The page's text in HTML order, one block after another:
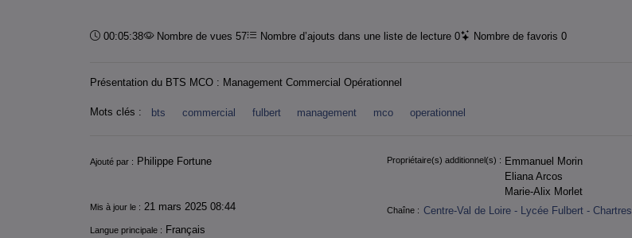
Durée :
00:05:38 Nombre de vues 57 Nombre d’ajouts dans une liste de lecture 0 Nombre de favoris 0
Présentation du BTS MCO : Management Commercial Opérationnel
Mots clés : bts commercial fulbert management mco operationnel
Informations
Ajouté par : Philippe Fortune Propriétaire(s) additionnel(s) : Emmanuel Morin
Eliana Arcos
Marie-Alix Morlet
Mis à jour le : 21 mars 2025 08:44 Chaîne : Centre-Val de Loire - Lycée Fulbert - Chartres
Langue principale : Français